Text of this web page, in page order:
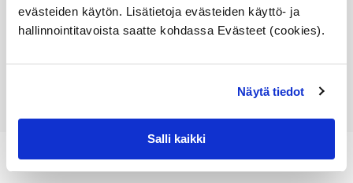
evästeiden käytön. Lisätietoja evästeiden käyttö- ja
hallinnointitavoista saatte kohdassa Evästeet (cookies).
Näytä tiedot
Salli kaikki
249,05